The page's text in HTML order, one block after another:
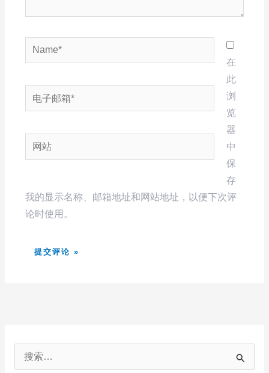
Name*
电
子
箱
*
网
站
在
此
浏
览
器
中
保
存
我的显示名称、邮箱地址和网站地址，以便下次评
论时使用。